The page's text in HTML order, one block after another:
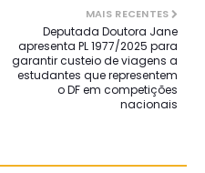
MAIS RECENTES
Deputada Doutora Jane
apresenta PL 1977/2025 para
garantir custeio de viagens a
estudantes que representem
o DF em competições
nacionais